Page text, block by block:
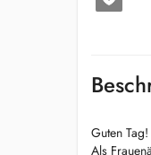
Guten Tag!
Als